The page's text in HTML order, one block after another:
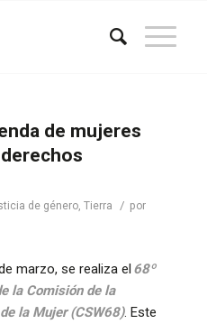
de mujeres
de género, Tierra / por
marzo, se realiza el 68º
la Comisión de la
la Mujer (CSW68). Este